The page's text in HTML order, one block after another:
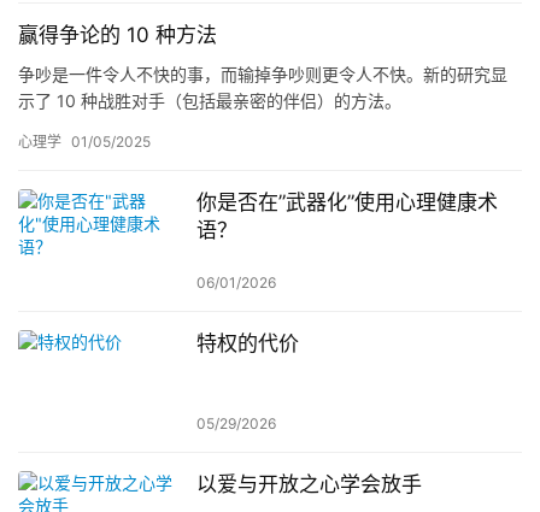
赢得争论的 10 种方法
争吵是一件令人不快的事，而输掉争吵则更令人不快。新的研究显
示了 10 种战胜对手（包括最亲密的伴侣）的方法。
心理学 01/05/2025
你是否在”武器化”使用心理健康术
语？
06/01/2026
特权的代价
05/29/2026
以爱与开放之心学会放手